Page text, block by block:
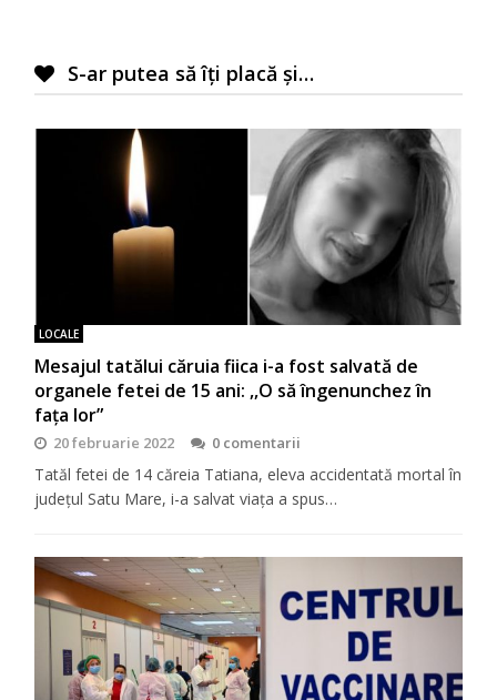
S-ar putea să îți placă și…
LOCALE
Mesajul tatălui căruia fiica i-a fost salvată de
organele fetei de 15 ani: ,,O să îngenunchez în
faţa lor”
20 februarie 2022 0 comentarii
Tatăl fetei de 14 căreia Tatiana, eleva accidentată mortal în
județul Satu Mare, i-a salvat viaţa a spus…